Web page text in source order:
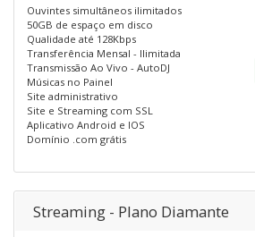
Ouvintes simultâneos ilimitados
50GB de espaço em disco
Qualidade até 128Kbps
Transferência Mensal - Ilimitada
Transmissão Ao Vivo - AutoDJ
Músicas no Painel
Site administrativo
Site e Streaming com SSL
Aplicativo Android e IOS
Domínio .com grátis
Streaming - Plano Diamante